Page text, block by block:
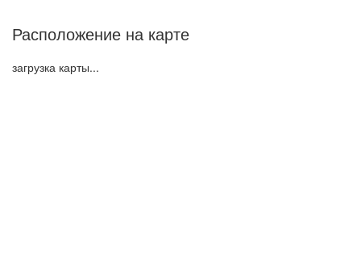
Расположение на карте
загрузка карты...